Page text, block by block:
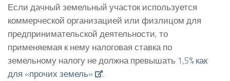
Если дачный земельный участок используется
коммерческой организацией или физлицом для
предпринимательской деятельности, то
применяемая к нему налоговая ставка по
земельному налогу не должна превышать 1,5% как
для «прочих земель»
.